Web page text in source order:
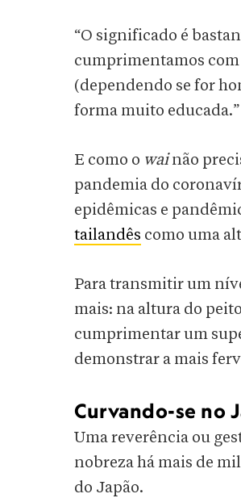
“O significado é
cumprimentamos com
(dependendo se for
forma muito educada.”
E como o wainão
pandemia do
epidêmicas e
tailandês como uma
Para transmitir um
mais: na altura do
cumprimentar um
demonstrar a mais
Curvando-se no
Uma reverência ou
nobreza há mais de
do Japão.